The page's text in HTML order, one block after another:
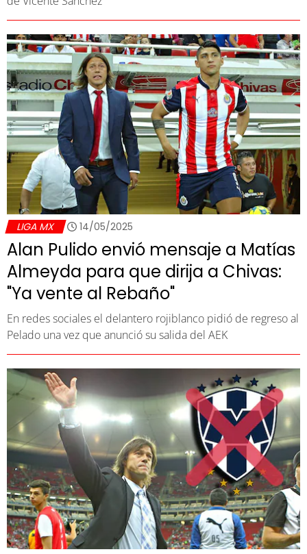
LIGA MX 14/05/2025
Alan Pulido envió mensaje a Matías
Almeyda para que dirija a Chivas:
"Ya vente al Rebaño"
En redes sociales el delantero rojiblanco pidió de regreso al
Pelado una vez que anunció su salida del AEK